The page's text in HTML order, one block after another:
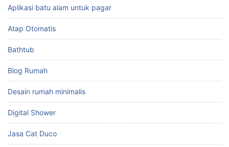
Aplikasi batu alam untuk pagar
Atap Otomatis
Bathtub
Blog Rumah
Desain rumah minimalis
Digital Shower
Jasa Cat Duco